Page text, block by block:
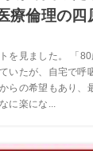
療倫理の四
を見ました。 「
いたが、自宅で呼
らの希望もあり、
に楽にな...